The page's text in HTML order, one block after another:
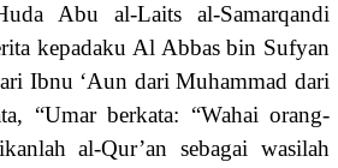
Abu al-Laits al-Samarqandi
kepadaku Al Abbas bin Sufyan
Ibnu ‘Aun dari Muhammad dari
“Umar berkata: “Wahai orang-
al-Qur’an sebagai wasilah